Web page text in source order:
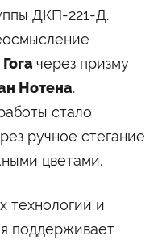
образования
Российской
ДКП-221-Д.
через призму
Нотена.
стало
ручное стегание
цветами.
технологий и
поддерживает